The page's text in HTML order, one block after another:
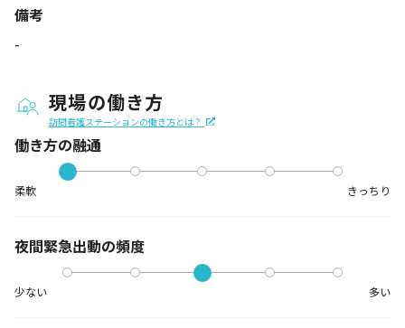
備考
-
現場の働き方
訪問看護ステーションの働き方とは？
働き方の融通
柔軟 きっちり
夜間緊急出動の頻度
少ない 多い